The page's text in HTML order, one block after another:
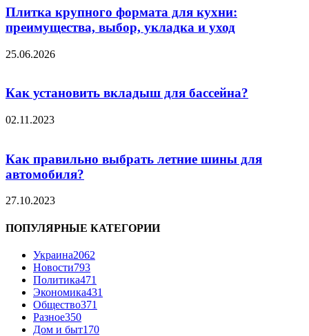
Плитка крупного формата для кухни:
преимущества, выбор, укладка и уход
25.06.2026
Как установить вкладыш для бассейна?
02.11.2023
Как правильно выбрать летние шины для
автомобиля?
27.10.2023
ПОПУЛЯРНЫЕ КАТЕГОРИИ
Украина2062
Новости793
Политика471
Экономика431
Общество371
Разное350
Дом и быт170